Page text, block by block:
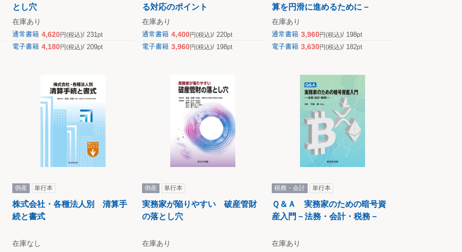
とし穴
在庫あり
通常書籍 4,620円(税込) 231pt
電子書籍 4,180円(税込) 209pt
る対応のポイント
在庫あり
通常書籍 4,400円(税込) 220pt
電子書籍 3,960円(税込) 198pt
算を円滑に進めるために－
在庫あり
通常書籍 3,960円(税込) 198pt
電子書籍 3,630円(税込) 182pt
倒産 単行本
株式会社・各種法人別 清算手
続と書式
在庫なし
倒産 単行本
実務家が陥りやすい 破産管財
の落とし穴
在庫あり
税務・会計 単行本
Ｑ＆Ａ 実務家のための暗号資
産入門－法務・会計・税務－
在庫あり